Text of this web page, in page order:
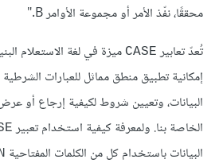
محققًا، نفّذ الأمر أو مجموعة الأوامر B."
تُعدّ تعابير CASE ميزة في لغة الاستعلام
إمكانية تطبيق منطق مماثل للعبارات
البيانات، وتعيين شروط لكيفية إرجاع أو
الخاصة بنا. ولمعرفة كيفية استخدام تعبير
البيانات باستخدام كل من الكلمات المفتاحية